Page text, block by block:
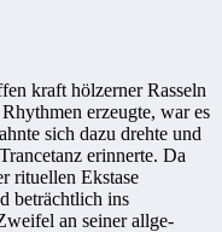
kraft hölzerner Rasseln
erzeugte, war es
sich dazu drehte und
erinnerte. Da
rituellen Ekstase
beträchtlich ins
an seiner allge­